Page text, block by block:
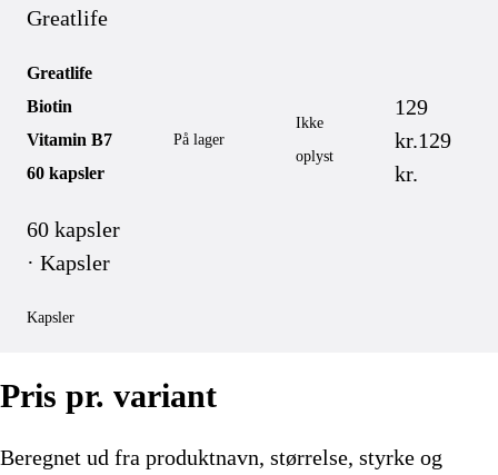
Greatlife
Greatlife
Biotin
Vitamin B7
60 kapsler
60 kapsler
· Kapsler
Kapsler
På lager
Ikke
oplyst
129
kr.129
kr.
Pris pr. variant
Beregnet ud fra produktnavn, størrelse, styrke og